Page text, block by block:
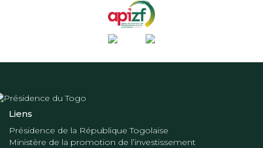
Liens
Présidence de la République Togolaise
Ministère de la promotion de l’investissement